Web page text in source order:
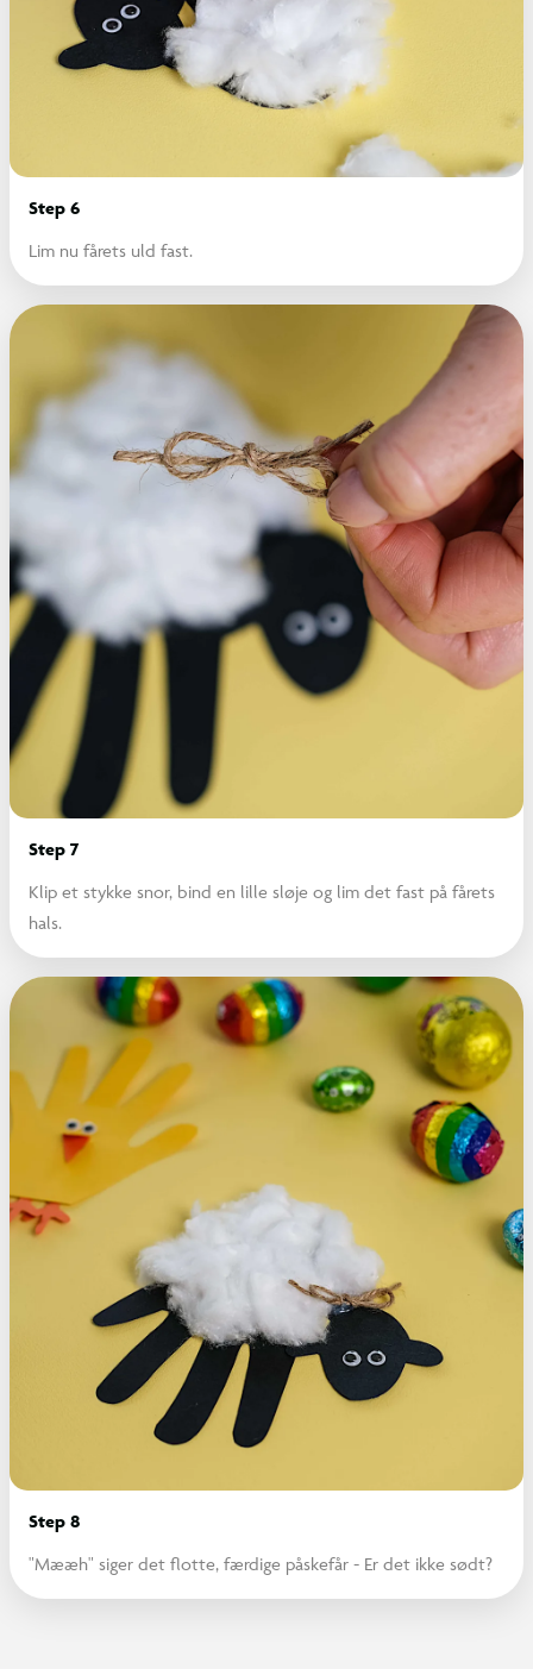
Step 6
Lim nu fårets uld fast.
Step 7
Klip et stykke snor, bind en lille sløje og lim det fast på fårets
hals.
Step 8
"Mææh" siger det flotte, færdige påskefår - Er det ikke sødt?